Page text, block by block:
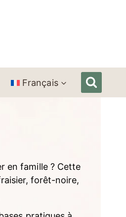
Français
en famille ? Cette
forêt-noire,